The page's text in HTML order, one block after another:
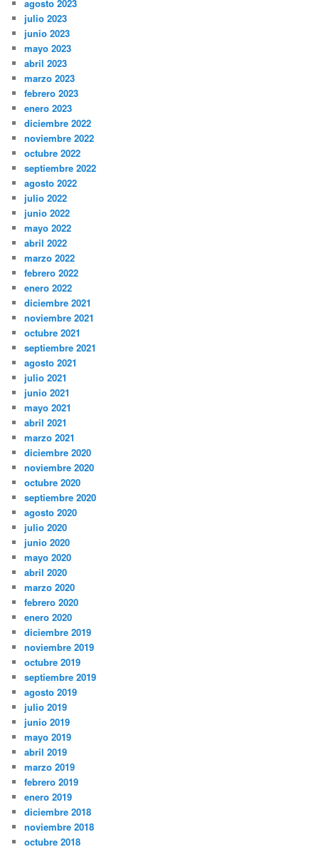
agosto 2023
julio 2023
junio 2023
mayo 2023
abril 2023
marzo 2023
febrero 2023
enero 2023
diciembre 2022
noviembre 2022
octubre 2022
septiembre 2022
agosto 2022
julio 2022
junio 2022
mayo 2022
abril 2022
marzo 2022
febrero 2022
enero 2022
diciembre 2021
noviembre 2021
octubre 2021
septiembre 2021
agosto 2021
julio 2021
junio 2021
mayo 2021
abril 2021
marzo 2021
diciembre 2020
noviembre 2020
octubre 2020
septiembre 2020
agosto 2020
julio 2020
junio 2020
mayo 2020
abril 2020
marzo 2020
febrero 2020
enero 2020
diciembre 2019
noviembre 2019
octubre 2019
septiembre 2019
agosto 2019
julio 2019
junio 2019
mayo 2019
abril 2019
marzo 2019
febrero 2019
enero 2019
diciembre 2018
noviembre 2018
octubre 2018